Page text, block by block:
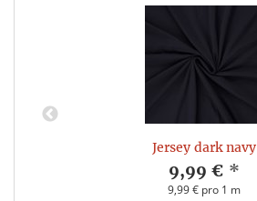
Jersey dark navy
9,99 € *
9,99 € pro 1 m